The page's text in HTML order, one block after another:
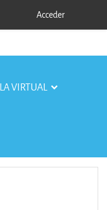
Acceder
VIRTUAL